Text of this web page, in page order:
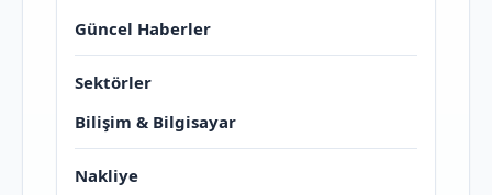
Güncel Haberler
Sektörler
Bilişim & Bilgisayar
Nakliye